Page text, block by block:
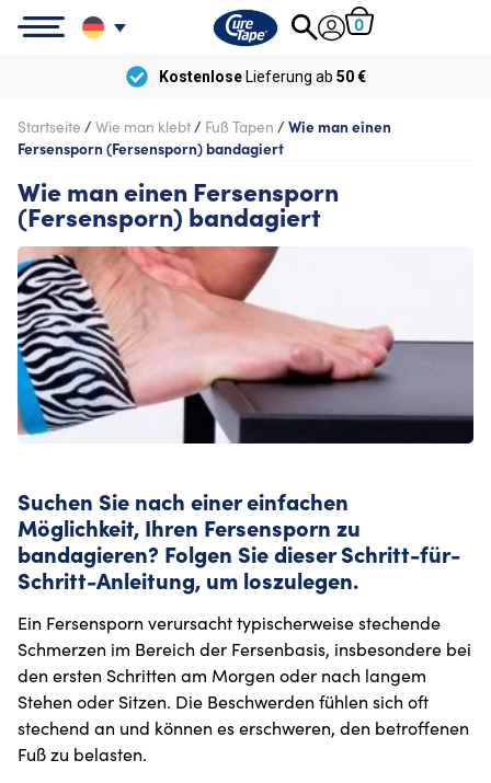
0
KostenloseLieferung ab 50 €
Startseite / Wie man klebt/ Fuß Tapen / Wie man einen
Fersensporn (Fersensporn) bandagiert
Wie man einen Fersensporn
(Fersensporn) bandagiert
Suchen Sie nach einer einfachen
Möglichkeit, Ihren Fersensporn zu
bandagieren? Folgen Sie dieser Schritt-für-
Schritt-Anleitung, um loszulegen.
Ein Fersensporn verursacht typischerweise stechende
Schmerzen im Bereich der Fersenbasis, insbesondere bei
den ersten Schritten am Morgen oder nach langem
Stehen oder Sitzen. Die Beschwerden fühlen sich oft
stechend an und können es erschweren, den betroffenen
Fuß zu belasten.